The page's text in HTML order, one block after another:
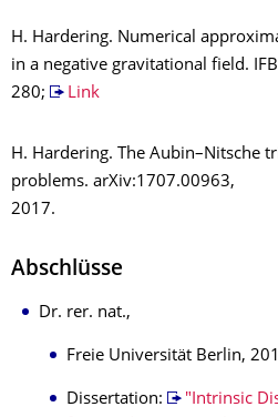
H. Hardering. Numerical
in a negative gravitational field.
280;
Link
H. Hardering. The Aubin–Nitsche
problems. arXiv:1707.00963,
2017.
Abschlüsse
Dr. rer. nat.,
Freie Universität Berlin,
Dissertation:
"Intrinsic